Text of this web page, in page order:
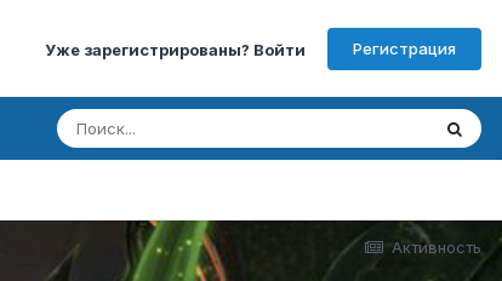
Уже зарегистрированы? Войти Регистрация
Активность